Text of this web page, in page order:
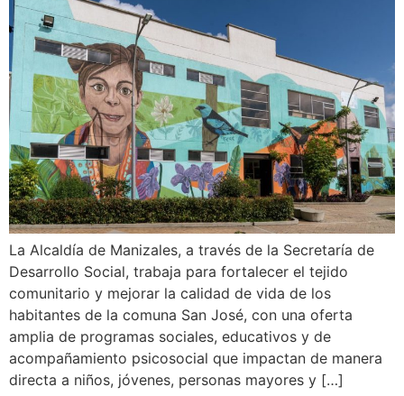
La Alcaldía de Manizales, a través de la Secretaría de
Desarrollo Social, trabaja para fortalecer el tejido
comunitario y mejorar la calidad de vida de los
habitantes de la comuna San José, con una oferta
amplia de programas sociales, educativos y de
acompañamiento psicosocial que impactan de manera
directa a niños, jóvenes, personas mayores y […]